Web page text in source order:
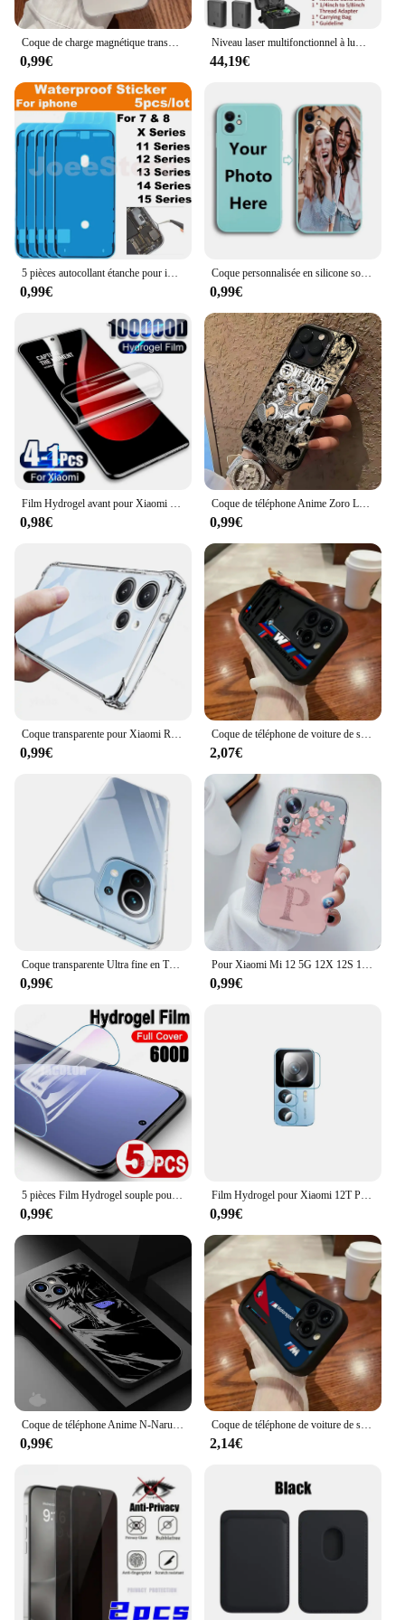
Coque de charge magnétique transparente sans fil pour Magesafe, coque PC antichoc, iPhone 11 12 13 14 15 16 Pro Max Plus Mini X 7 8
0,99€
Niveau laser multifonctionnel à lumière verte 12/16 lignes 3 °/4D, machine à nivellement automatique, batterie au lithium, outil de descente, autocollant mural au sol niveau laser laser puissant laser niveaux tools
44,19€
5 pièces autocollant étanche pour iPhone 14 13 12 11 15 XS Pro Max X XR 8 7 Plus 3M joint adhésif pré-coupé LCD écran cadre bande colle
0,99€
Coque personnalisée en silicone souple pour iPhone, coque personnalisée, photo ou texte, cadeau de vacances ou d'anniversaire, 16, 15, 14, 13, 12, 11, X
0,99€
0,98€
Coque de téléphone Anime Zoro Luffy, étui mat Anti-chute pour iPhone 16 15 14 13 12 11 mini Pro Max X XR XSMAX 8 Plus, pièces en P
0,99€
0,99€
Coque de téléphone de voiture de sport de luxe, étui arrière en TPU souple pour iPhone 16 15 14 13 12 11 Pro Max Mini XR XS X 7 8 6 6s Plus
2,07€
Coque transparente Ultra fine en TPU pour Xiaomi Mi 10T Pro 11 11i 11T Mi11 lite NE 5G 12 12T 12S 12X 13 Pro 10 lite 10s
0,99€ 0,99€
0,99€
Film Hydrogel pour Xiaomi 12T Pro 12 Lite 12s Ultra protecteur de Gel d'écran/Film de couverture arrière/verre de sécurité d'objectif pour Xiaomi12T Xiaomi12
0,99€
Coque de téléphone Anime N-Naruto, coque souple pour iPhone 14 15 16 Pro Max Plus 12 13 11 Pro Max SE 7 8 Poly XS 12 Mini 256
0,99€
Coque de téléphone de voiture de sport de luxe, étui arrière en TPU souple pour iPhone 16 15 14 13 12 11 Pro Max Mini XR XS X 7 8 6 6s Plus
2,14€